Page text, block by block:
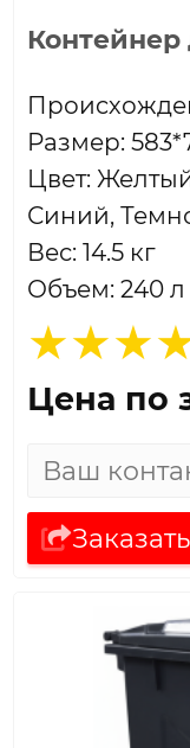
Контейнер
Размер:
Цвет:
Синий,
Вес: 14.5 кг
Объем: 240 л
Цена по
Заказать